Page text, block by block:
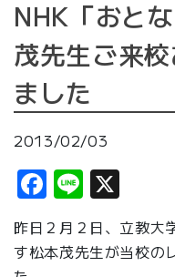
NHK「おと
茂先生ご来
ました
2013/02/03
Facebook
Line
昨日２月２日、立教大
す松本茂先生が当校の